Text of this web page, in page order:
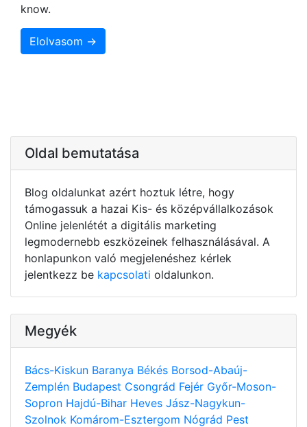
know.
Elolvasom →
Oldal bemutatása
Blog oldalunkat azért hoztuk létre, hogy
támogassuk a hazai Kis- és középvállalkozások
Online jelenlétét a digitális marketing
legmodernebb eszközeinek felhasználásával. A
honlapunkon való megjelenéshez kérlek
jelentkezz be kapcsolati oldalunkon.
Megyék
Bács-Kiskun Baranya Békés Borsod-Abaúj-
Zemplén Budapest Csongrád Fejér Győr-Moson-
Sopron Hajdú-Bihar Heves Jász-Nagykun-
Szolnok Komárom-Esztergom Nógrád Pest